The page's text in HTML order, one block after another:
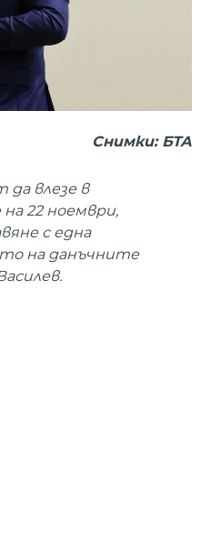
Снимки: БТА
влезе в
22 ноември,
с една
на данъчните